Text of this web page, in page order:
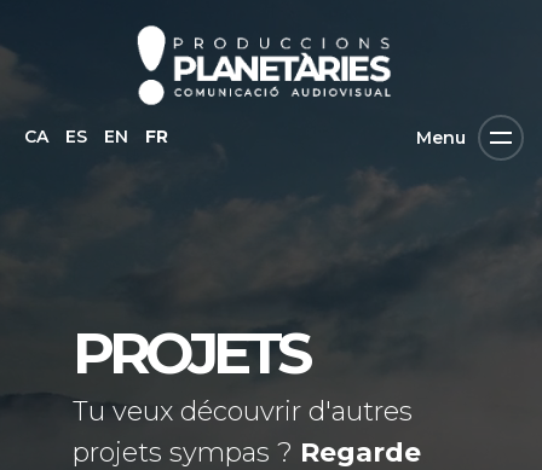
CA ES EN FR Menu
PROJETS
Tu veux découvrir d'autres
projets sympas ? Regarde